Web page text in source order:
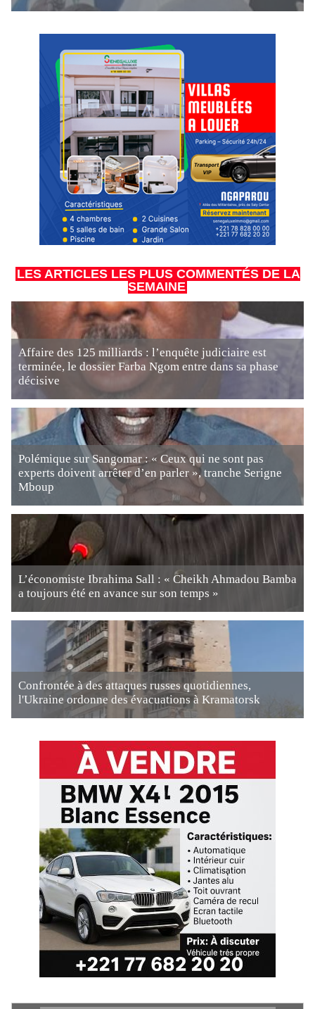
LES ARTICLES LES PLUS COMMENTÉS DE LA
SEMAINE
Affaire des 125 milliards : l’enquête judiciaire est
terminée, le dossier Farba Ngom entre dans sa phase
décisive
Polémique sur Sangomar : « Ceux qui ne sont pas
experts doivent arrêter d’en parler », tranche Serigne
Mboup
L’économiste Ibrahima Sall : « Cheikh Ahmadou Bamba
a toujours été en avance sur son temps »
Confrontée à des attaques russes quotidiennes,
l'Ukraine ordonne des évacuations à Kramatorsk